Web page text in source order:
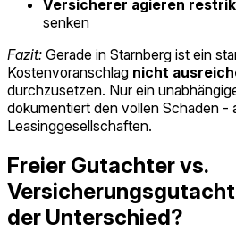
Versicherer agieren
senken
Fazit: Gerade in Starnberg ist ein
Kostenvoranschlag nicht
durchzusetzen. Nur ein
dokumentiert den vollen Schaden -
Leasinggesellschaften.
Freier Gutachter vs.
der Unterschied?